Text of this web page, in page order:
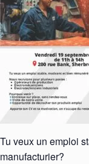
Tu veux un emploi
manufacturier?